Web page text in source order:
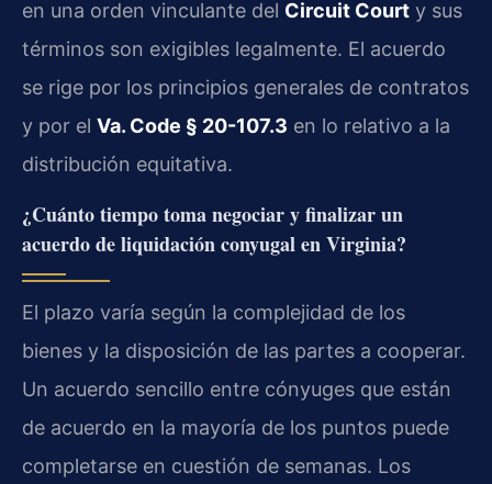
en una orden vinculante del Circuit Court y sus
términos son exigibles legalmente. El acuerdo
se rige por los principios generales de contratos
y por el Va. Code § 20-107.3 en lo relativo a la
distribución equitativa.
¿Cuánto tiempo toma negociar y finalizar un
acuerdo de liquidación conyugal en Virginia?
El plazo varía según la complejidad de los
bienes y la disposición de las partes a cooperar.
Un acuerdo sencillo entre cónyuges que están
de acuerdo en la mayoría de los puntos puede
completarse en cuestión de semanas. Los